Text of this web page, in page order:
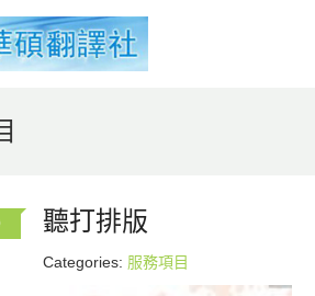
聽打排版
Categories: 服務項目